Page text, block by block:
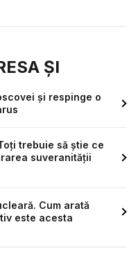
ȘI
și respinge o
trebuie să ştie ce
suveranităţii
Cum arată
este acesta